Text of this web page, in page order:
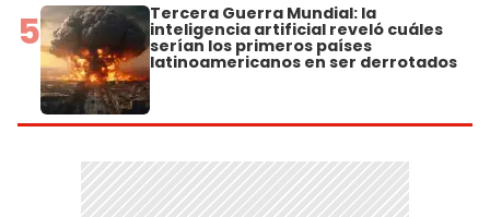
5 Tercera Guerra Mundial: la
inteligencia artificial reveló cuáles
serían los primeros países
latinoamericanos en ser derrotados